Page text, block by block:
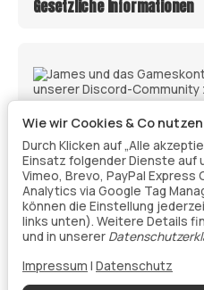
Gesetzliche Informationen
Vertrag widerrufen
Wie wir Cookies & Co nutzen
Durch Klicken auf „Alle
Einsatz folgender Dienste auf
Vimeo, Brevo, PayPal
Analytics via Google Tag
können die Einstellung
links unten). Weitere Details
und in unserer
Impressum | Datenschutz